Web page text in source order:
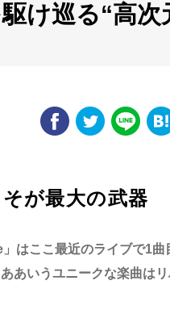
け巡る“高次
が最大の武器
はここ最近のライブで1
あいうユニークな楽曲は